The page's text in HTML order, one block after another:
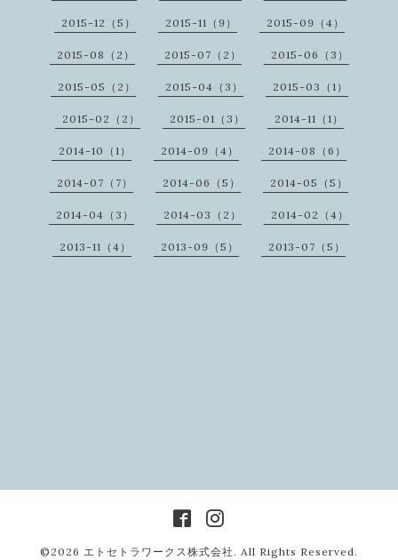
2015-12（5） 2015-11（9） 2015-09（4）
2015-08（2） 2015-07（2） 2015-06（3）
2015-05（2） 2015-04（3） 2015-03（1）
2015-02（2） 2015-01（3） 2014-11（1）
2014-10（1） 2014-09（4） 2014-08（6）
2014-07（7） 2014-06（5） 2014-05（5）
2014-04（3） 2014-03（2） 2014-02（4）
2013-11（4） 2013-09（5） 2013-07（5）
©2026 エトセトラワークス株式会社 . All Rights Reserved.